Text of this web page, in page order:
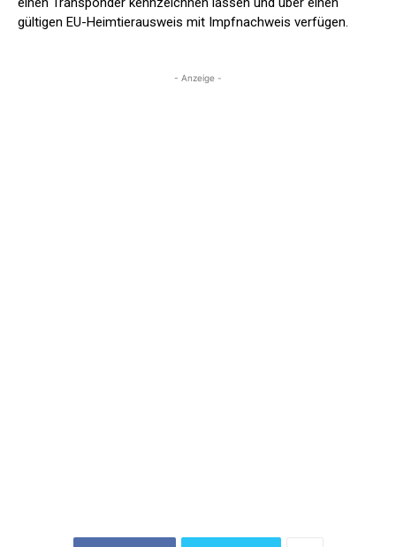
gültigen EU-Heimtierausweis mit Impfnachweis verfügen.
- Anzeige -